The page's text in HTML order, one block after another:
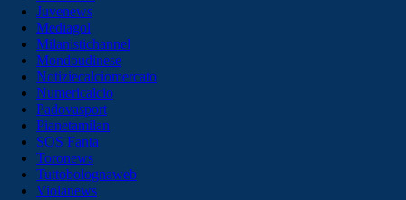
Juvenews
Mediagol
Milanistichannel
Mondoudinese
Notiziecalciomercato
Numericalcio
Padovasport
Pianetamilan
SOS Fanta
Toronews
Tuttobolognaweb
Violanews